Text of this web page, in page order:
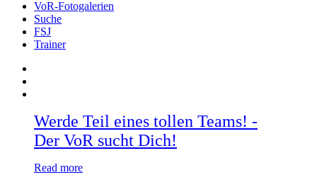
VoR-Fotogalerien
Suche
FSJ
Trainer
Werde Teil eines tollen Teams! -
Der VoR sucht Dich!
Read more